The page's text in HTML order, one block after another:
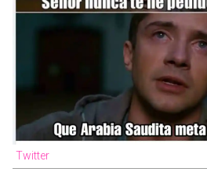
Twitter